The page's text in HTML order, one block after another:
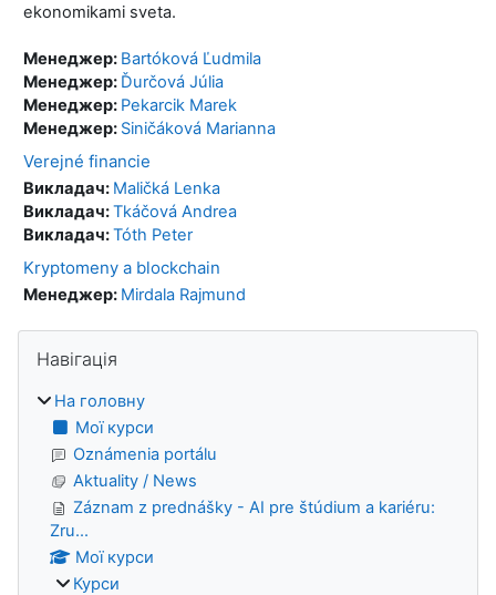
ekonomikami sveta.
Менеджер: Bartóková Ľudmila
Менеджер: Ďurčová Júlia
Менеджер: Pekarcik Marek
Менеджер: Siničáková Marianna
Verejné financie
Викладач: Maličká Lenka
Викладач:Tkáčová Andrea
Викладач:Tóth Peter
Kryptomeny a blockchain
Менеджер: Mirdala Rajmund
Блоки
Навігація
На головну
Мої курси
Oznámenia portálu
Aktuality / News
Záznam z prednášky - AI pre štúdium a kariéru:
Zru...
Мої курси
Курси